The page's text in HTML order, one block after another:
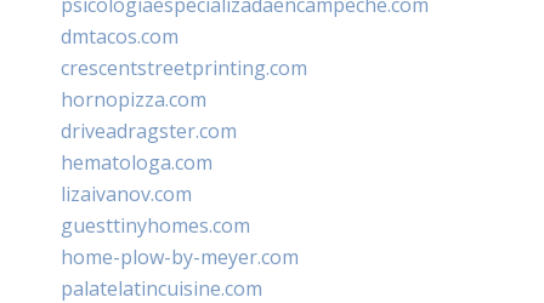
dmtacos.com
crescentstreetprinting.com
hornopizza.com
driveadragster.com
hematologa.com
lizaivanov.com
guesttinyhomes.com
home-plow-by-meyer.com
palatelatincuisine.com